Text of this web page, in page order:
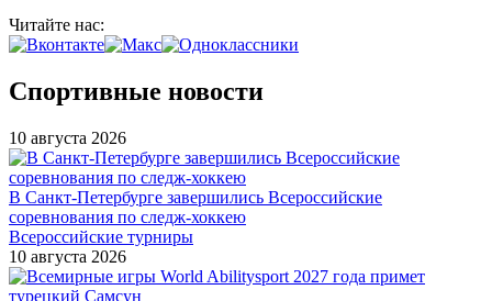
Читайте нас:
Спортивные новости
10 августа 2026
В Санкт-Петербурге завершились Всероссийские
соревнования по следж-хоккею
Всероссийские турниры
10 августа 2026